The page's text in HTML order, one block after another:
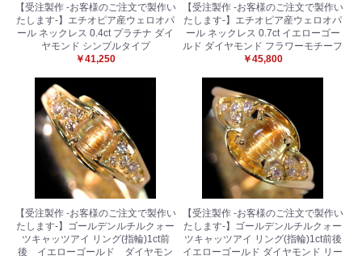
【受注製作 -お客様のご注文で製作い
たします-】エチオピア産ウェロオパ
ール ネックレス 0.4ct プラチナ ダイ
ヤモンド シンプルタイプ
￥41,250
【受注製作 -お客様のご注文で製作い
たします-】エチオピア産ウェロオパ
ール ネックレス 0.7ct イエローゴー
ルド ダイヤモンド フラワーモチーフ
￥45,800
【受注製作 -お客様のご注文で製作い
たします-】ゴールデンルチルクォー
ツキャッツアイ リング(指輪)1ct前
後 イエローゴールド ダイヤモン
【受注製作 -お客様のご注文で製作い
たします-】ゴールデンルチルクォー
ツキャッツアイ リング(指輪)1ct前後
イエローゴールド ダイヤモンド リー